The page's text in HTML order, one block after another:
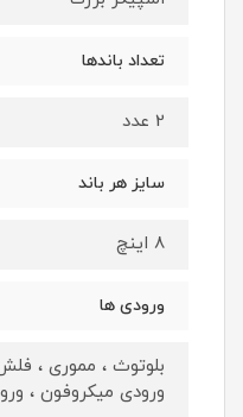
تعداد باندها
2 عدد
سایز هر باند
8 اینچ
ورودی ها
بلوتوث ، مموری ،
ورودی میکروفون ،